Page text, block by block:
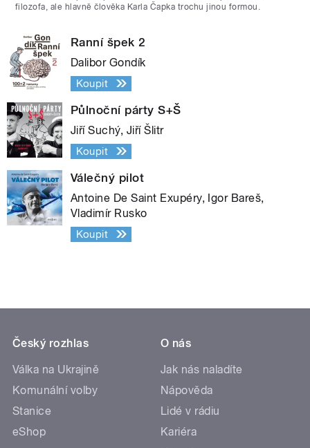
filozofa, ale hlavně člověka Karla Čapka trochu jinou formou.
Ranní špek 2
Dalibor Gondík
Koupit
Půlnoční párty S+Š
Jiří Suchý, Jiří Šlitr
Koupit
Válečný pilot
Antoine De Saint Exupéry, Igor Bareš,
Vladimír Rusko
Koupit
Český rozhlas
Válka na Ukrajině
Komunální volby
Stanice
eShop
O nás
Jak nás naladíte
Nápověda
Lidé v rádiu
Kariéra